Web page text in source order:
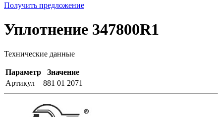
Получить предложение
Уплотнение 347800R1
Технические данные
Параметр
Значение
Артикул
881 01 2071